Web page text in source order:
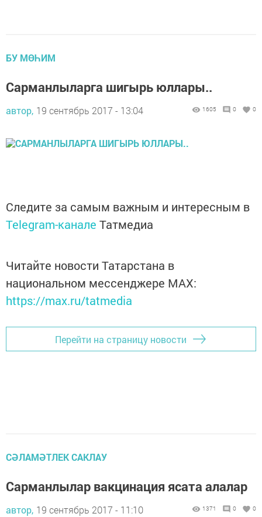
БУ МӨҺИМ
Сарманлыларга шигырь юллары..
автор, 19 сентябрь 2017 - 13:04 1605 0 0
Следите за самым важным и интересным в
Telegram-канале Татмедиа
Читайте новости Татарстана в
национальном мессенджере MАХ:
https://max.ru/tatmedia
Перейти на страницу новости
СӘЛАМӘТЛЕК САКЛАУ
Сарманлылар вакцинация ясата алалар
автор, 19 сентябрь 2017 - 11:10 1371 0 0